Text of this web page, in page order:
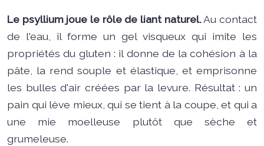
Le psyllium joue le rôle de liant naturel.Au contact
de l'eau, il forme un gel visqueux qui imite les
propriétés du gluten : il donne de la cohésion à la
pâte, la rend souple et élastique, et emprisonne
les bulles d'air créées par la levure. Résultat : un
pain qui lève mieux, qui se tient à la coupe, et qui a
une mie moelleuse plutôt que sèche et
grumeleuse.